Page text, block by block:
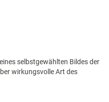
selbstgewählten Bildes der
wirkungsvolle Art des